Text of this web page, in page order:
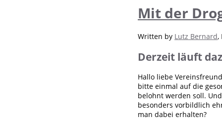
Mit der
Written by Lutz Bernard,
Derzeit läuft
Hallo liebe
bitte einmal auf die
belohnt werden soll.
besonders vorbildlich
man dabei erhalten?